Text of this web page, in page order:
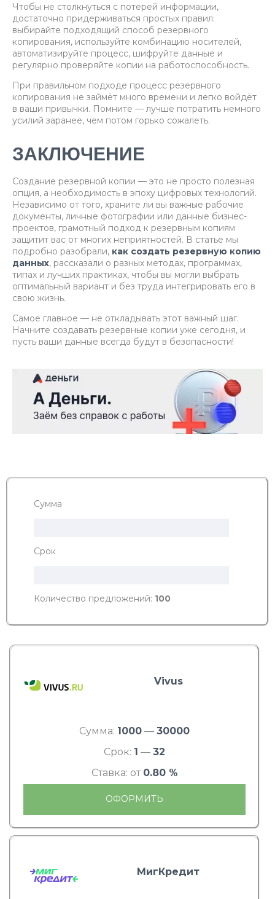
Чтобы не столкнуться с потерей информации,
достаточно придерживаться простых правил:
выбирайте подходящий способ резервного
копирования, используйте комбинацию носителей,
автоматизируйте процесс, шифруйте данные и
регулярно проверяйте копии на работоспособность.
При правильном подходе процесс резервного
копирования не займёт много времени и легко войдёт
в ваши привычки. Помните — лучше потратить немного
усилий заранее, чем потом горько сожалеть.
ЗАКЛЮЧЕНИЕ
Создание резервной копии — это не просто полезная
опция, а необходимость в эпоху цифровых технологий.
Независимо от того, храните ли вы важные рабочие
документы, личные фотографии или данные бизнес-
проектов, грамотный подход к резервным копиям
защитит вас от многих неприятностей. В статье мы
подробно разобрали, как создать резервную копию
данных, рассказали о разных методах, программах,
типах и лучших практиках, чтобы вы могли выбрать
оптимальный вариант и без труда интегрировать его в
свою жизнь.
Самое главное — не откладывать этот важный шаг.
Начните создавать резервные копии уже сегодня, и
пусть ваши данные всегда будут в безопасности!
Сумма
Срок
Количество предложений: 100
Vivus
Сумма: 1000 — 30000
Срок: 1 — 32
Ставка: от 0.80 %
ОФОРМИТЬ
МигКредит